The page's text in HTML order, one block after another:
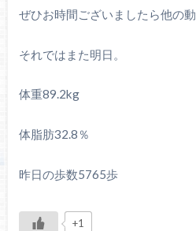
ぜひお時間ございましたら他の
それではまた明日。
体重89.2kg
体脂肪32.8％
昨日の歩数5765歩
+1